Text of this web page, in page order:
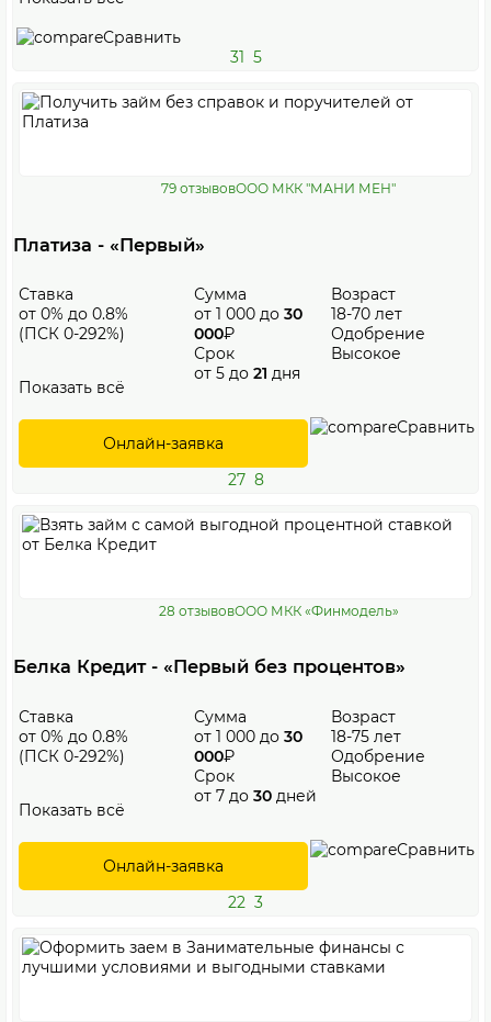
Сравнить
31 5
79 отзывовООО МКК "МАНИ МЕН"
Платиза - «Первый»
Ставка
от 0% до 0.8%
(ПСК 0-292%)
Сумма
от 1 000 до 30
000₽
Срок
от 5 до 21 дня
Возраст
18-70 лет
Одобрение
Высокое
Показать всё
Онлайн-заявка
Сравнить
27 8
28 отзывовООО МКК «Финмодель»
Белка Кредит - «Первый без процентов»
Ставка
от 0% до 0.8%
(ПСК 0-292%)
Сумма
от 1 000 до 30
000₽
Срок
от 7 до 30 дней
Возраст
18-75 лет
Одобрение
Высокое
Показать всё
Онлайн-заявка
Сравнить
22 3